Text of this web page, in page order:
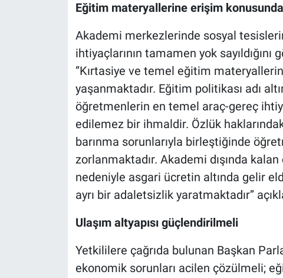
Eğitim materyallerine erişim
Akademi merkezlerinde sosyal
ihtiyaçlarının tamamen yok
‘’Kırtasiye ve temel eğitim
yaşanmaktadır. Eğitim politikası adı
öğretmenlerin en temel araç-gereç
edilemez bir ihmaldir. Özlük
barınma sorunlarıyla birleştiğinde
zorlanmaktadır. Akademi dışında
nedeniyle asgari ücretin altında gelir
ayrı bir adaletsizlik yaratmaktadır’’
Ulaşım altyapısı güçlendirilmeli
Yetkililere çağrıda bulunan Başkan
ekonomik sorunları acilen çözülmeli;